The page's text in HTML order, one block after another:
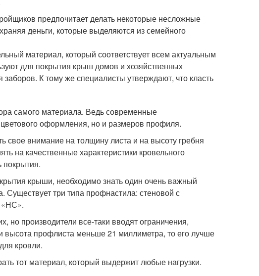
предпочитает делать некоторые несложные
деньги, которые выделяются из семейного
материал, который соответствует всем актуальным
для покрытия крыш домов и хозяйственных
заборов. К тому же специалисты утверждают, что класть
самого материала. Ведь современные
оформления, но и размеров профиля.
свое внимание на толщину листа и на высоту гребня
на качественные характеристики кровельного
покрытия.
крыши, необходимо знать один очень важный
Существует три типа профнастила: стеновой с
«НС».
производители все-таки вводят ограничения,
профлиста меньше 21 миллиметра, то его лучше
кровли.
тот материал, который выдержит любые нагрузки.